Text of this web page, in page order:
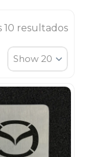
10 resultados